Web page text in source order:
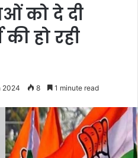
को दे दी
की हो रही
2024 8 1 minute read